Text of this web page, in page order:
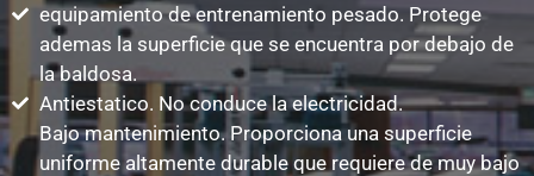
equipamiento de entrenamiento pesado. Protege
ademas la superficie que se encuentra por debajo de
la baldosa.
Antiestatico. No conduce la electricidad.
Bajo mantenimiento. Proporciona una superficie
uniforme altamente durable que requiere de muy bajo